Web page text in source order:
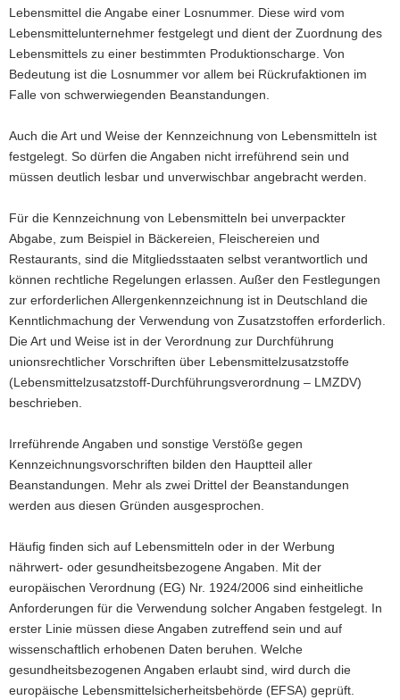
Lebensmittel die Angabe einer Losnummer. Diese wird vom
Lebensmittelunternehmer festgelegt und dient der Zuordnung des
Lebensmittels zu einer bestimmten Produktionscharge. Von
Bedeutung ist die Losnummer vor allem bei Rückrufaktionen im
Falle von schwerwiegenden Beanstandungen.
Auch die Art und Weise der Kennzeichnung von Lebensmitteln ist
festgelegt. So dürfen die Angaben nicht irreführend sein und
müssen deutlich lesbar und unverwischbar angebracht werden.
Für die Kennzeichnung von Lebensmitteln bei unverpackter
Abgabe, zum Beispiel in Bäckereien, Fleischereien und
Restaurants, sind die Mitgliedsstaaten selbst verantwortlich und
können rechtliche Regelungen erlassen. Außer den Festlegungen
zur erforderlichen Allergenkennzeichnung ist in Deutschland die
Kenntlichmachung der Verwendung von Zusatzstoffen erforderlich.
Die Art und Weise ist in der Verordnung zur Durchführung
unionsrechtlicher Vorschriften über Lebensmittelzusatzstoffe
(Lebensmittelzusatzstoff-Durchführungsverordnung – LMZDV)
beschrieben.
Irreführende Angaben und sonstige Verstöße gegen
Kennzeichnungsvorschriften bilden den Hauptteil aller
Beanstandungen. Mehr als zwei Drittel der Beanstandungen
werden aus diesen Gründen ausgesprochen.
Häufig finden sich auf Lebensmitteln oder in der Werbung
nährwert- oder gesundheitsbezogene Angaben. Mit der
europäischen Verordnung (EG) Nr. 1924/2006 sind einheitliche
Anforderungen für die Verwendung solcher Angaben festgelegt. In
erster Linie müssen diese Angaben zutreffend sein und auf
wissenschaftlich erhobenen Daten beruhen. Welche
gesundheitsbezogenen Angaben erlaubt sind, wird durch die
europäische Lebensmittelsicherheitsbehörde (EFSA) geprüft.